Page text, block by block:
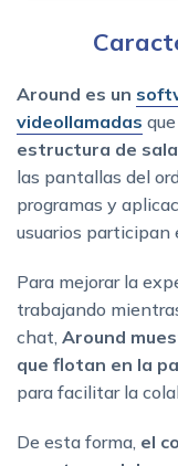
Around es un
videollamadas que
estructura de
las pantallas del
programas y
usuarios participan
Para mejorar la
trabajando
chat, Around
que flotan en la
para facilitar la
De esta forma, el